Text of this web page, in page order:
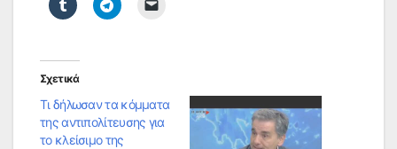
Σχετικά
Tι δήλωσαν τα κόμματα
της αντιπολίτευσης για
το κλείσιμο της